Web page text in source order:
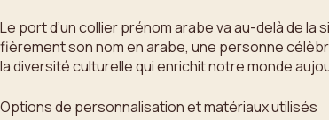
Le port d’un collier prénom arabe va au-delà de
fièrement son nom en arabe, une personne
la diversité culturelle qui enrichit notre monde
Options de personnalisation et matériaux utilisés